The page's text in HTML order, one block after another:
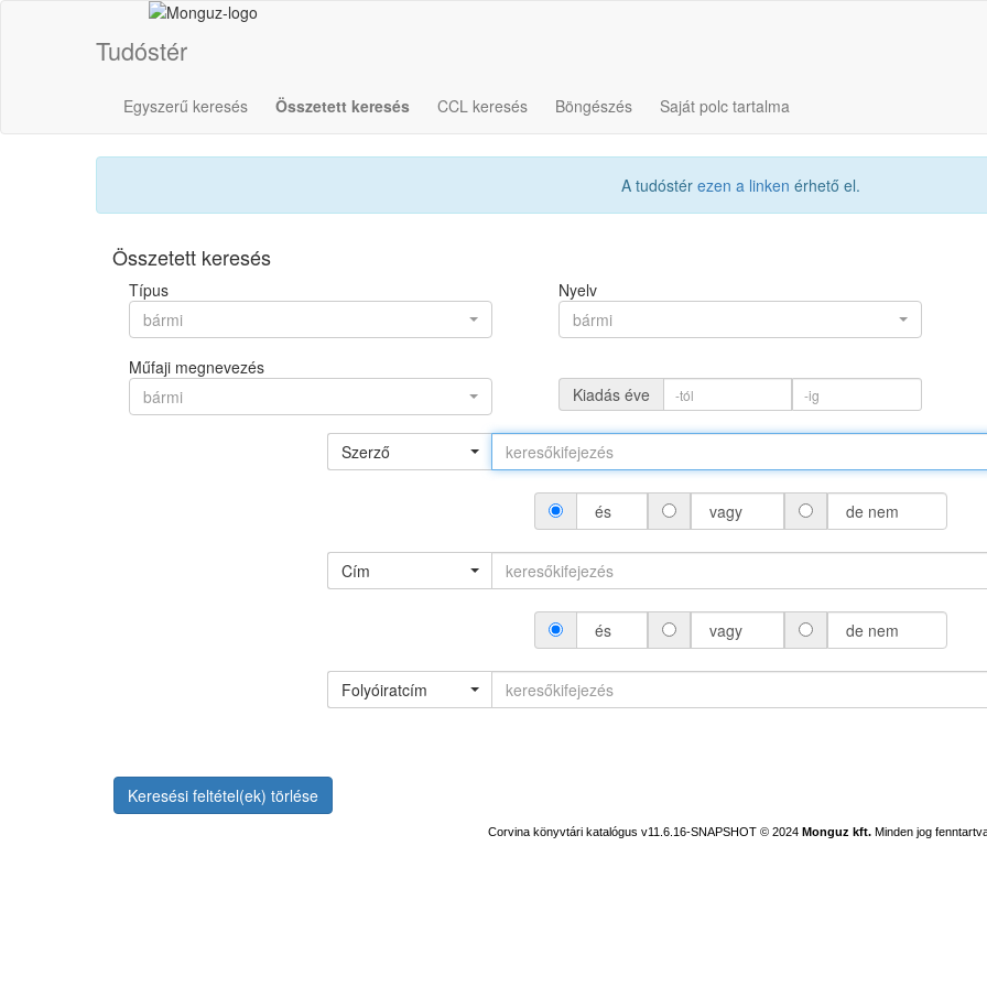
Tudóstér
Egyszerű keresés Összetett keresés CCL keresés Böngészés Saját polc tartalma
A tudóstér ezen a linken érhető el.
Összetett keresés
Típus
bármi
Nyelv
bármi
Műfaji megnevezés
bármi
Kiadás éve
Szerző
és vagy de nem
Cím
és vagy de nem
Folyóiratcím
Keresési feltétel(ek) törlése
Corvina könyvtári katalógus v11.6.16-SNAPSHOT © 2024 Monguz kft. Minden jog